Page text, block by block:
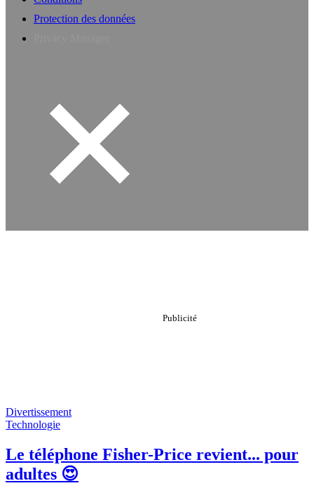
Protection des données
Divertissement
Technologie
Le téléphone Fisher-Price revient... pour
adultes 😍